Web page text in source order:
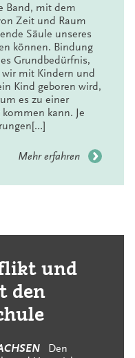
Band, mit dem
Zeit und Raum
Säule unseres
können. Bindung
Grundbedürfnis,
mit Kindern und
Kind geboren wird,
es zu einer
kann. Je
Mehr erfahren
und
den
Den